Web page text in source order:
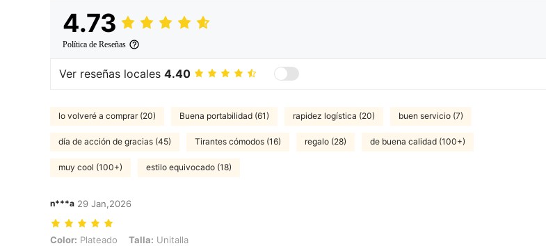
4.73
Política de Reseñas
Ver reseñas locales 4.40
lo volveré a comprar (20) Buena portabilidad (61) rapidez logística (20) buen servicio (7)
día de acción de gracias (45) Tirantes cómodos (16) regalo (28) de buena calidad (100+)
muy cool (100+) estilo equivocado (18)
n***a 29 Jan,2026
Color: Plateado, Talla: Unitalla
Color: Plateado Talla: Unitalla